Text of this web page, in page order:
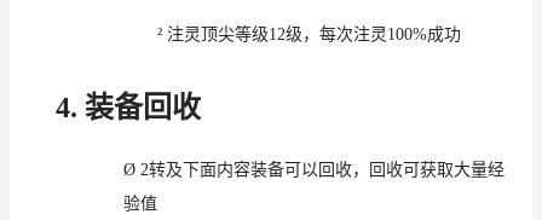
² 注灵顶尖等级12级 ， 每次注灵 100%成功
4. 装备回收
Ø 2转及下面内容装备可以回收， 回收可获取大量经
验值